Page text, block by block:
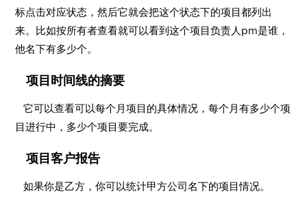
标点击对应状态，然后它就会把这个状态下的项目都列出
来。比如按所有者查看就可以看到这个项目负责人pm是谁，
他名下有多少个。
项目时间线的摘要
它可以查看可以每个月项目的具体情况，每个月有多少个项
目进行中，多少个项目要完成。
项目客户报告
如果你是乙方，你可以统计甲方公司名下的项目情况。